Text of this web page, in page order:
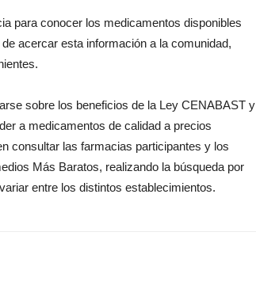
para conocer los medicamentos disponibles
acercar esta información a la comunidad,
sobre los beneficios de la Ley CENABAST y
a medicamentos de calidad a precios
consultar las farmacias participantes y los
Más Baratos, realizando la búsqueda por
entre los distintos establecimientos.